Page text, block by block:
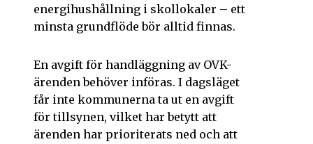
energihushållning i skollokaler – ett
minsta grundflöde bör alltid finnas.
En avgift för handläggning av OVK-
ärenden behöver införas. I dagsläget
får inte kommunerna ta ut en avgift
för tillsynen, vilket har betytt att
ärenden har prioriterats ned och att